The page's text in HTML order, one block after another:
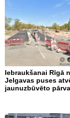
Iebraukšanai Rīgā
Jelgavas puses
jaunuzbūvēto